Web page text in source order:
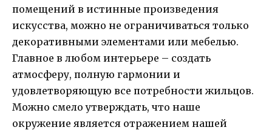
помещений в истинные произведения
искусства, можно не ограничиваться только
декоративными элементами или мебелью.
Главное в любом интерьере – создать
атмосферу, полную гармонии и
удовлетворяющую все потребности жильцов.
Можно смело утверждать, что наше
окружение является отражением нашей